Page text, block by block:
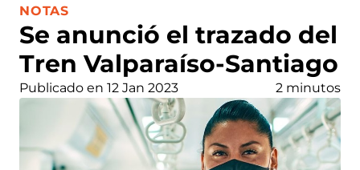
Se anunció el trazado del
Tren Valparaíso-Santiago
CATEGORÍA:
NOTAS
Publicado en 12 Jan 2023 2 minutos